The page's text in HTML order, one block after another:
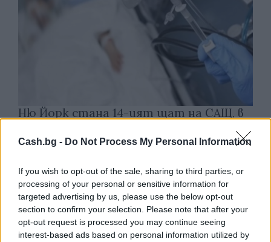
Cash.bg - Do Not Process My Personal Information
If you wish to opt-out of the sale, sharing to third parties, or
processing of your personal or sensitive information for
targeted advertising by us, please use the below opt-out
section to confirm your selection. Please note that after your
opt-out request is processed you may continue seeing
interest-based ads based on personal information utilized by
Ню Йорк стана 14-ият щат на САЩ, в
06.08.2026 / 16:00